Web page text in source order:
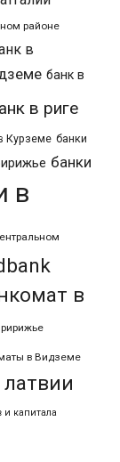
районе
в
банк в
в риге
Курземе банки
банки
в
в
в Видземе
и капитала